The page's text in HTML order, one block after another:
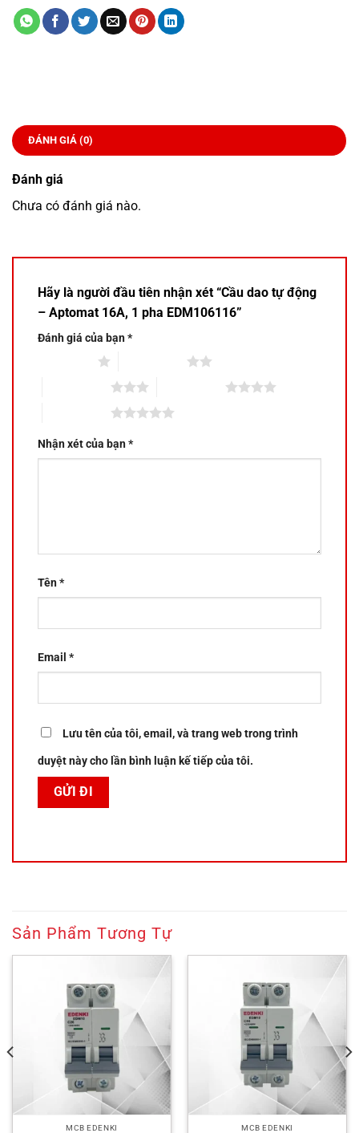
ĐÁNH GIÁ (0)
Đánh giá
Chưa có đánh giá nào.
Hãy là người đầu tiên nhận xét “Cầu dao tự động
– Aptomat 16A, 1 pha EDM106116”
Đánh giá của bạn*
Nhận xét của bạn*
Tên*
Email *
Lưu tên của tôi, email, và trang web trong trình
duyệt này cho lần bình luận kế tiếp của tôi.
Sản Phẩm Tương Tự
MCB EDENKI MCB EDENKI